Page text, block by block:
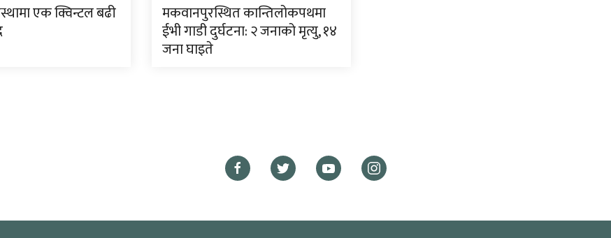
एक क्विन्टल बढी मकवानपुरस्थित कान्तिलोकपथमा
ईभी गाडी दुर्घटना: २ जनाको मृत्यु, १४
जना घाइते